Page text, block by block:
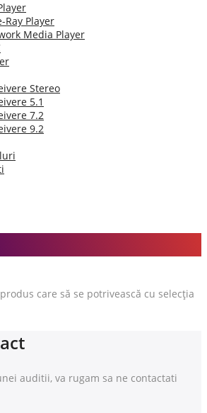
Ray Player
Media Player
Stereo
5.1
7.2
9.2
care să se potrivească cu selecția
auditii, va rugam sa ne contactati